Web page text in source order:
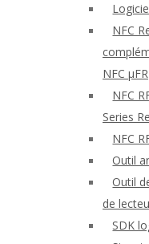
NFC
NFC μFR
NFC
Series
NFC
Outil
Outil
de
SDK